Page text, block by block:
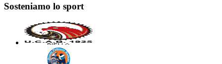
Sosteniamo lo sport